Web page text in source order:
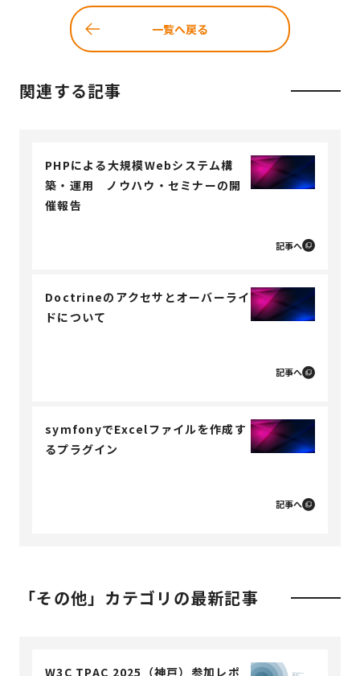
一覧へ戻る
関連する記事
PHPによる大規模Webシステム構
築・運用 ノウハウ・セミナーの開
催報告
記事へ
Doctrineのアクセサとオーバーライ
ドについて
記事へ
symfonyでExcelファイルを作成す
るプラグイン
記事へ
「その他」カテゴリの最新記事
W3C TPAC 2025（神戸）参加レポ